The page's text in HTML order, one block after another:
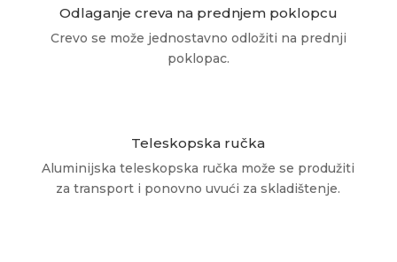
Odlaganje creva na prednjem poklopcu
Crevo se može jednostavno odložiti na prednji
poklopac.
Teleskopska ručka
Aluminijska teleskopska ručka može se produžiti
za transport i ponovno uvući za skladištenje.